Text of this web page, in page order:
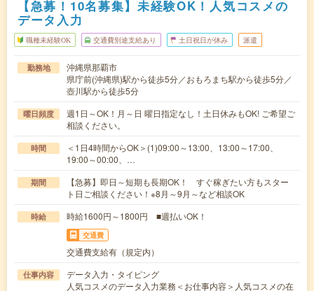
【急募！10名募集】未経験OK！人気コスメの
データ入力
職種未経験OK 交通費別途支給あり 土日祝日が休み 派遣
勤務地
沖縄県那覇市
県庁前(沖縄県)駅から徒歩5分／おもろまち駅から徒歩5分／
壺川駅から徒歩5分
曜日頻度
週1日～OK！月～日 曜日指定なし！土日休みもOK! ご希望ご
相談ください。
時間
＜1日4時間からOK＞(1)09:00～13:00、13:00～17:00、
19:00～00:00、…
期間
【急募】即日～短期も長期OK！ すぐ稼ぎたい方もスター
ト日ご相談ください！※8月～9月～など相談OK
時給 時給1600円～1800円 ■週払いOK！
交通費
交通費支給有（規定内）
仕事内容
データ入力・タイピング
人気コスメのデータ入力業務＜お仕事内容＞人気コスメの在